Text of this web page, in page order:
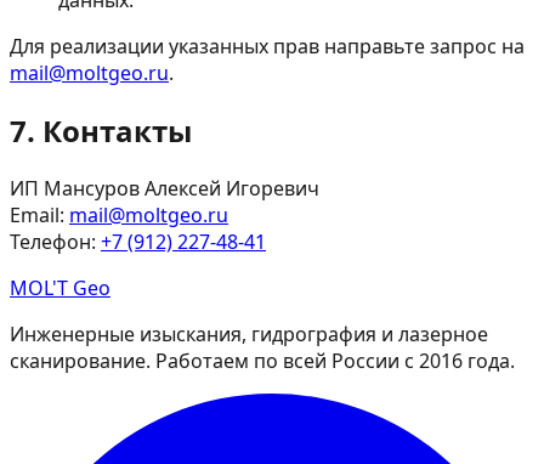
Для реализации указанных прав направьте запрос на
mail@moltgeo.ru.
7. Контакты
ИП Мансуров Алексей Игоревич
Email: mail@moltgeo.ru
Телефон: +7 (912) 227-48-41
MOL'T Geo
Инженерные изыскания, гидрография и лазерное
сканирование. Работаем по всей России с 2016 года.